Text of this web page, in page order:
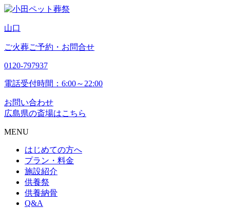
山口
ご火葬ご予約・お問合せ
0120-797937
電話受付時間：6:00～22:00
お問い合わせ
広島県の斎場はこちら
MENU
はじめての方へ
プラン・料金
施設紹介
供養祭
供養納骨
Q&A